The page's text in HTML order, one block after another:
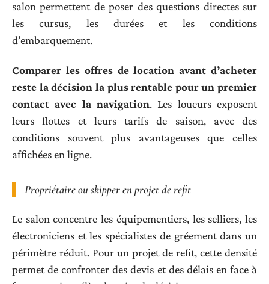
salon permettent de poser des questions directes sur
les cursus, les durées et les conditions
d’embarquement.
Comparer les offres de location avant d’acheter
reste la décision la plus rentable pour un premier
contact avec la navigation. Les loueurs exposent
leurs flottes et leurs tarifs de saison, avec des
conditions souvent plus avantageuses que celles
affichées en ligne.
Propriétaire ou skipper en projet de refit
Le salon concentre les équipementiers, les selliers, les
électroniciens et les spécialistes de gréement dans un
périmètre réduit. Pour un projet de refit, cette densité
permet de confronter des devis et des délais en face à